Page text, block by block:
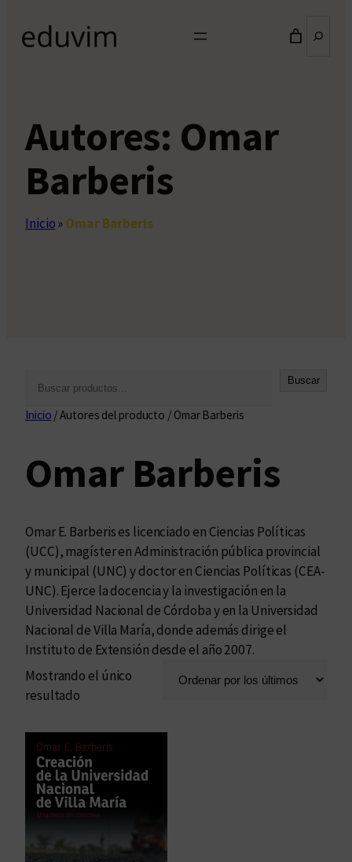
Autores: Omar
Barberis
Inicio»Omar Barberis
s
r
Buscar
Inicio / Autores del producto / Omar Barberis
Omar Barberis
Omar E. Barberis es licenciado en Ciencias Políticas
(UCC), magíster en Administración pública provincial
y municipal (UNC) y doctor en Ciencias Políticas (CEA-
UNC). Ejerce la docencia y la investigación en la
Universidad Nacional de Córdoba y en la Universidad
Nacional de Villa María, donde además dirige el
Instituto de Extensión desde el año 2007.
Mostrando el único
resultado